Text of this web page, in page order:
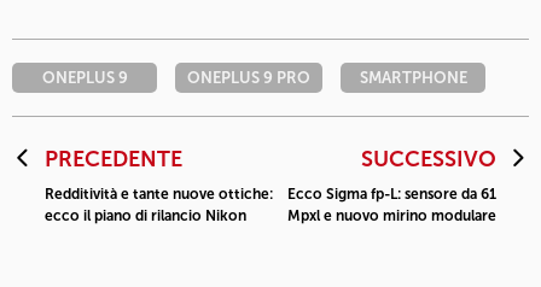
ONEPLUS 9 ONEPLUS 9 PRO SMARTPHONE
PRECEDENTE
Redditività e tante nuove ottiche:
ecco il piano di rilancio Nikon
SUCCESSIVO
Ecco Sigma fp-L: sensore da 61
Mpxl e nuovo mirino modulare